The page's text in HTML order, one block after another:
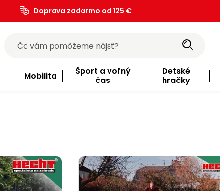
Doprava zadarmo od 125 €
Mobilita
Šport a voľný
čas
Detské
hračky